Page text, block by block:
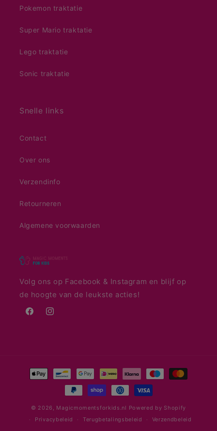
Pokemon traktatie
Super Mario traktatie
Lego traktatie
Sonic traktatie
Snelle links
Contact
Over ons
Verzendinfo
Retourneren
Algemene voorwaarden
Volg ons op Facebook & Instagram en blijf op
de hoogte van de leukste acties!
FacebookInstagram
Betaalmethoden
© 2026, Magicmomentsforkids.nl Powered by Shopify
Privacybeleid
Terugbetalingsbeleid Verzendbeleid